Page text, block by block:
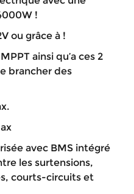
!
ou grâce à !
ainsi qu’a ces 2
brancher des
avec BMS intégré
les surtensions,
courts-circuits et